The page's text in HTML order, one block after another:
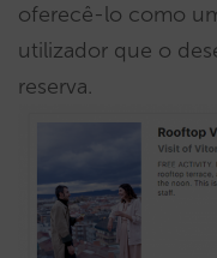
oferecê-lo como
utilizador que o
reserva.